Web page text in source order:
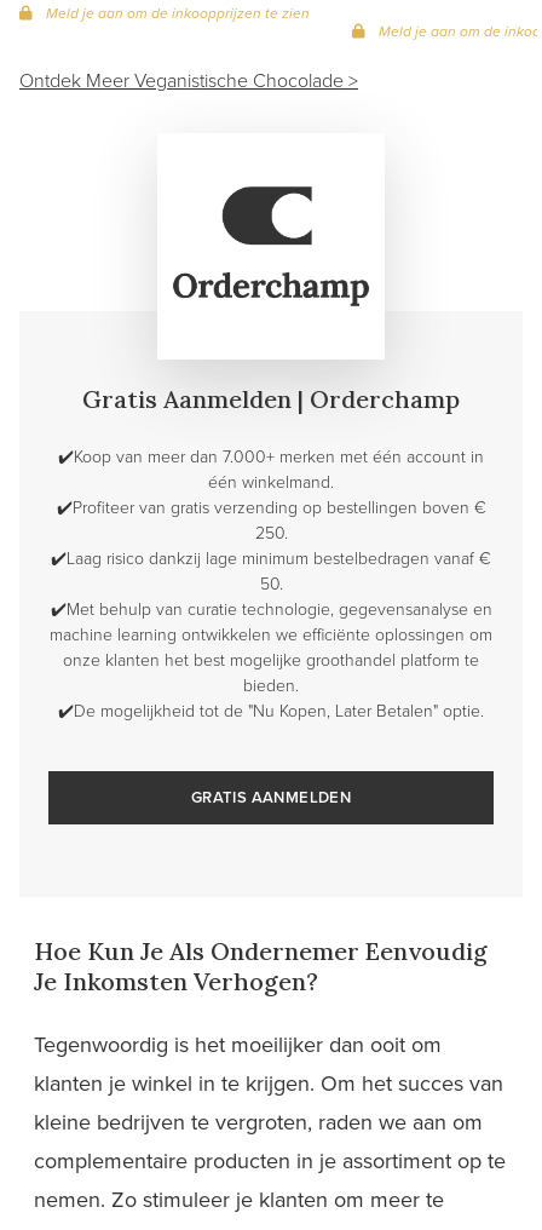
Meld je aan om de inkoopprijzen te zien
Meld je aan om de
Ontdek Meer Veganistische Chocolade >
Gratis Aanmelden | Orderchamp
✔️Koop van meer dan 7.000+ merken met één account in
één winkelmand.
✔️Profiteer van gratis verzending op bestellingen boven €
250.
✔️Laag risico dankzij lage minimum bestelbedragen vanaf €
50.
✔️Met behulp van curatie technologie, gegevensanalyse en
machine learning ontwikkelen we efficiënte oplossingen om
onze klanten het best mogelijke groothandel platform te
bieden.
✔️De mogelijkheid tot de "Nu Kopen, Later Betalen" optie.
GRATIS AANMELDEN
Hoe Kun Je Als Ondernemer Eenvoudig
Je Inkomsten Verhogen?
Tegenwoordig is het moeilijker dan ooit om
klanten je winkel in te krijgen. Om het succes van
kleine bedrijven te vergroten, raden we aan om
complementaire producten in je assortiment op te
nemen. Zo stimuleer je klanten om meer te